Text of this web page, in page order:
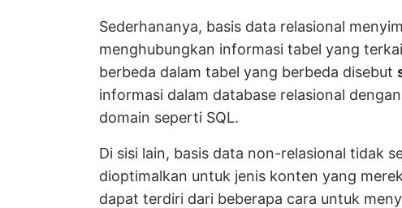
Sederhananya, basis data relasional
menghubungkan informasi tabel yang
berbeda dalam tabel yang berbeda disebut
informasi dalam database relasional
domain seperti SQL.
Di sisi lain, basis data non-relasional tidak
dioptimalkan untuk jenis konten yang
dapat terdiri dari beberapa cara untuk